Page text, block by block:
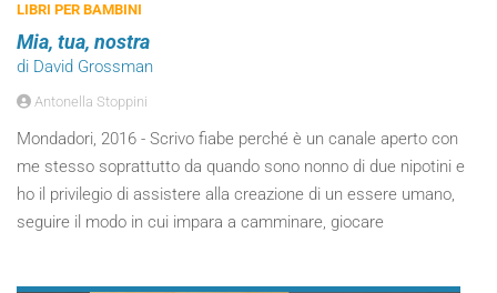
LIBRI PER BAMBINI
Mia, tua, nostra
di David Grossman
Antonella Stoppini
Mondadori, 2016 - Scrivo fiabe perché è un canale aperto con
me stesso soprattutto da quando sono nonno di due nipotini e
ho il privilegio di assistere alla creazione di un essere umano,
seguire il modo in cui impara a camminare, giocare